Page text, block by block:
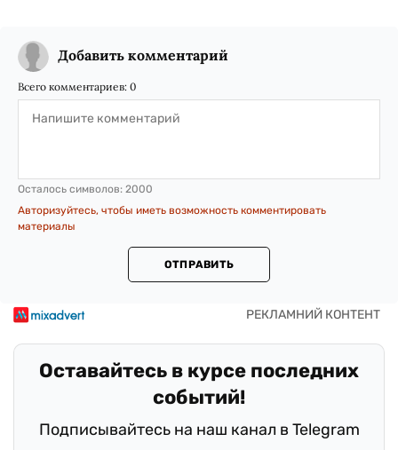
Добавить комментарий
Всего комментариев: 0
Осталось символов: 2000
Авторизуйтесь, чтобы иметь возможность комментировать
материалы
ОТПРАВИТЬ
Оставайтесь в курсе последних
событий!
Подписывайтесь на наш канал в Telegram